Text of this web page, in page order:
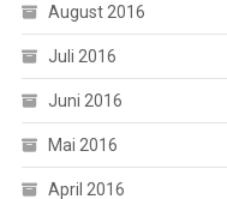
August 2016
Juli 2016
Juni 2016
Mai 2016
April 2016